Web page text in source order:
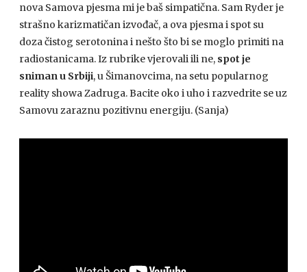
nova Samova pjesma mi je baš simpatična. Sam Ryder je
strašno karizmatičan izvođač, a ova pjesma i spot su
doza čistog serotonina i nešto što bi se moglo primiti na
radiostanicama. Iz rubrike vjerovali ili ne, spot je
sniman u Srbiji, u Šimanovcima, na setu popularnog
reality showa Zadruga. Bacite oko i uho i razvedrite se uz
Samovu zaraznu pozitivnu energiju. (Sanja)